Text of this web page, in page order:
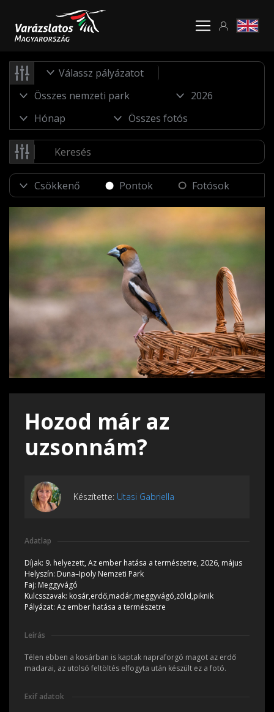
Válassz pályázatot
Pontok Fotósok
Hozod már az
uzsonnám?
Készítette: Utasi Gabriella
Adatlap
Díjak: 9. helyezett, Az ember hatása a természetre, 2026, május
Helyszín: Duna–Ipoly Nemzeti Park
Faj: Meggyvágó
Kulcsszavak: kosár,erdő,madár,meggyvágó,zöld,piknik
Pályázat: Az ember hatása a természetre
Leírás
Télen ebben a kosárban is kaptak napraforgó magot az erdő
madarai, az utolsó feltöltés elfogyta után készült ez a fotó.
Exif adatok